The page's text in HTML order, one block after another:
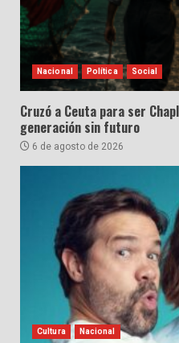
Nacional Política Social
Cruzó a Ceuta para ser
generación sin futuro
6 de agosto de 2026
Cultura Nacional